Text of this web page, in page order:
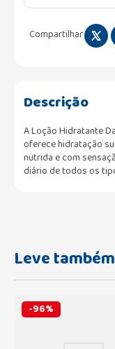
Compartilhar
Descrição
A Loção Hidratante
oferece hidratação
nutrida e com
diário de todos os
Leve também
-96%